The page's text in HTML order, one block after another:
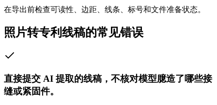
在导出前检查可读性、边距、线条、标号和文件准备状态。
照片转专利线稿的常见错误
直接提交 AI 提取的线稿，不核对模型臆造了哪些接
缝或紧固件。